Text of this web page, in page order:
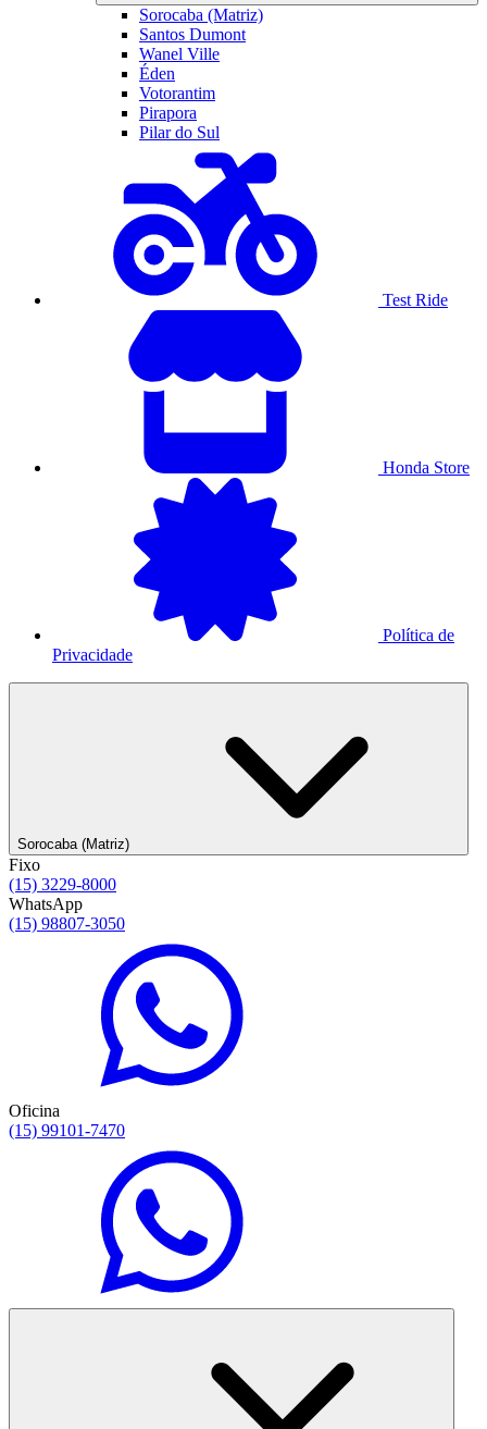
Sorocaba (Matriz)
Santos Dumont
Wanel Ville
Éden
Votorantim
Pirapora
Pilar do Sul
Test Ride
Honda Store
Política de
Privacidade
Sorocaba (Matriz)
Fixo
(15) 3229-8000
WhatsApp
(15) 98807-3050
Oficina
(15) 99101-7470